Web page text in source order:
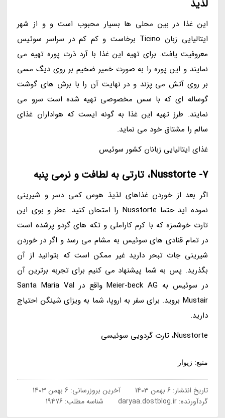
لذیذ
این غذا در بین محلی ها بسیار محبوب است و و از شهر
ایتالیایی زبان Ticino برخاست و کم کم در سراسر سوئیس
معروفیت یافت. برای تهیه این غذا با آرد ذرت پوره تهیه می
نمایند و این پوره را به صورت خمیر ضخیم بر روی دیگ مسی
بر روی آتش می پزند و در نهایت آن را با برش های گوشت
گوساله ای که با سس مخصوصی تهیه شده است سرو می
نمایند. طرز تهیه این غذا به گونه ایست که هواداران غذای
سالم را مشتاق خود می نماید.
غذای ایتالیایی زبانان کشور سوئیس
7- Nusstorte، تارتی به لطافت و نرمی پنبه
اگر بعد از خوردن غذاهای لذیذ هوس کمی دسر و شیرینی
نموده اید حتما Nusstorte را امتحان کنید. عطر و بوی این
تارت خوشمزه که با کرم کاراملی و تکه های گردو پرشده است
در تمام قنادی های سوئیس به مشام می رسد و اگر در خوردن
شیرینی جات تبحر دارید غیر ممکن است که بتوانید از آن
بگذرید. پس به شما پیشنهاد می کنیم برای تجربه برترین آن
در سوئیس به Meier-beck AG واقع در Santa Maria Val
Mustair بروید. برای سفر به اروپا، شما به ویزای شینگن احتیاج
دارید.
Nusstorte، تارت گردویی سوئیسی
منبع: ژیوار
تاریخ انتشار: 6 بهمن 1403 آخرین بروزرسانی: 6 بهمن 1403
گردآورنده:daryaa.dostblog.ir شناسه مطلب: 19476